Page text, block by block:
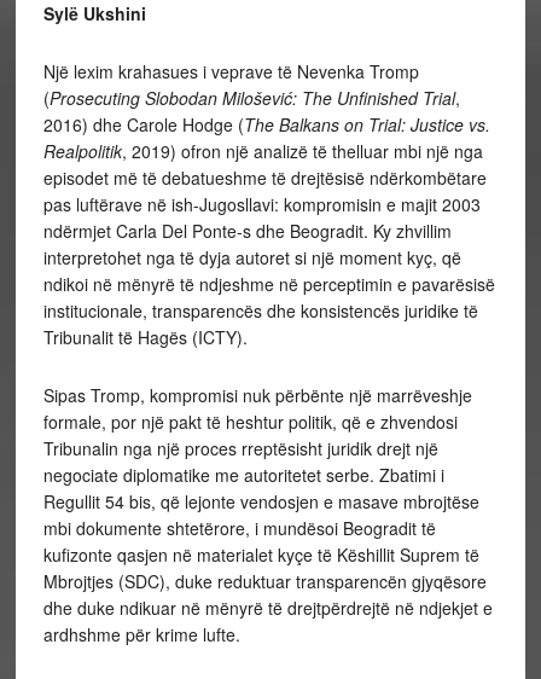
Sylë Ukshini
Një lexim krahasues i veprave të Nevenka Tromp
(Prosecuting Slobodan Milošević: The Unfinished Trial,
2016) dhe Carole Hodge (The Balkans on Trial: Justice vs.
Realpolitik, 2019) ofron një analizë të thelluar mbi një nga
episodet më të debatueshme të drejtësisë ndërkombëtare
pas luftërave në ish-Jugosllavi: kompromisin e majit 2003
ndërmjet Carla Del Ponte-s dhe Beogradit. Ky zhvillim
interpretohet nga të dyja autoret si një moment kyç, që
ndikoi në mënyrë të ndjeshme në perceptimin e pavarësisë
institucionale, transparencës dhe konsistencës juridike të
Tribunalit të Hagës (ICTY).
Sipas Tromp, kompromisi nuk përbënte një marrëveshje
formale, por një pakt të heshtur politik, që e zhvendosi
Tribunalin nga një proces rreptësisht juridik drejt një
negociate diplomatike me autoritetet serbe. Zbatimi i
Regullit 54 bis, që lejonte vendosjen e masave mbrojtëse
mbi dokumente shtetërore, i mundësoi Beogradit të
kufizonte qasjen në materialet kyçe të Këshillit Suprem të
Mbrojtjes (SDC), duke reduktuar transparencën gjyqësore
dhe duke ndikuar në mënyrë të drejtpërdrejtë në ndjekjet e
ardhshme për krime lufte.